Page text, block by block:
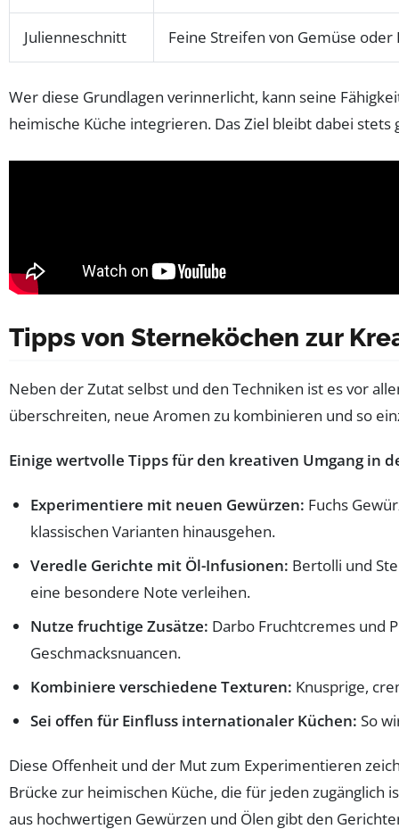
Julienneschnitt Feine Streifen von Gemüse oder
Wer diese Grundlagen verinnerlicht, kann seine
heimische Küche integrieren. Das Ziel bleibt dabei
Tipps von Sterneköchen zur
Neben der Zutat selbst und den Techniken ist es vor
überschreiten, neue Aromen zu kombinieren und so
Einige wertvolle Tipps für den kreativen Umgang in
Experimentiere mit neuen Gewürzen: Fuchs
klassischen Varianten hinausgehen.
Veredle Gerichte mit Öl-Infusionen: Bertolli und
eine besondere Note verleihen.
Nutze fruchtige Zusätze: Darbo Fruchtcremes und
Geschmacksnuancen.
Kombiniere verschiedene Texturen: Knusprige,
Sei offen für Einfluss internationaler Küchen: So
Diese Offenheit und der Mut zum Experimentieren
Brücke zur heimischen Küche, die für jeden zugänglich
aus hochwertigen Gewürzen und Ölen gibt den